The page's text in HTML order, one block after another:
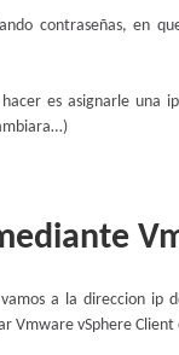
contraseñas, en
es asignarle una
a la direccion ip
Vmware vSphere